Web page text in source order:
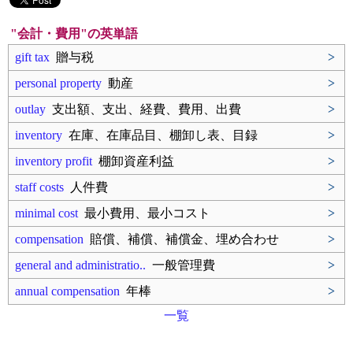
"会計・費用"の英単語
gift tax 贈与税
>
personal property 動産
>
outlay 支出額、支出、経費、費用、出費
>
inventory 在庫、在庫品目、棚卸し表、目録
>
inventory profit 棚卸資産利益
>
staff costs 人件費
>
minimal cost 最小費用、最小コスト
>
compensation 賠償、補償、補償金、埋め合わせ
>
general and administratio.. 一般管理費
>
annual compensation 年棒
>
一覧